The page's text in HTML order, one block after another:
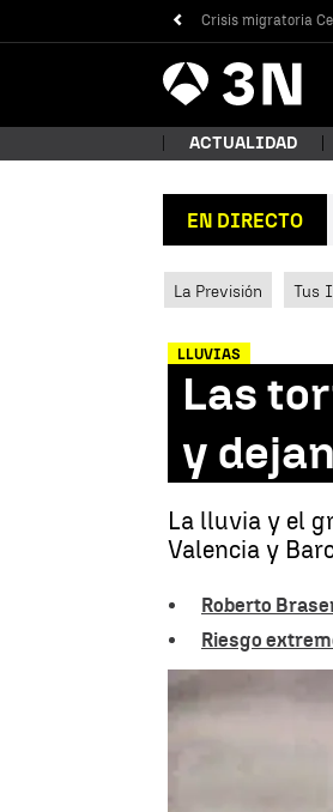
Crisis migratoria
Antena
3 Noticias
ACTUALIDAD
EN DIRECTO
La Previsión Tus
LLUVIAS
Las
y
La lluvia y el
Valencia y
Roberto
Riesgo